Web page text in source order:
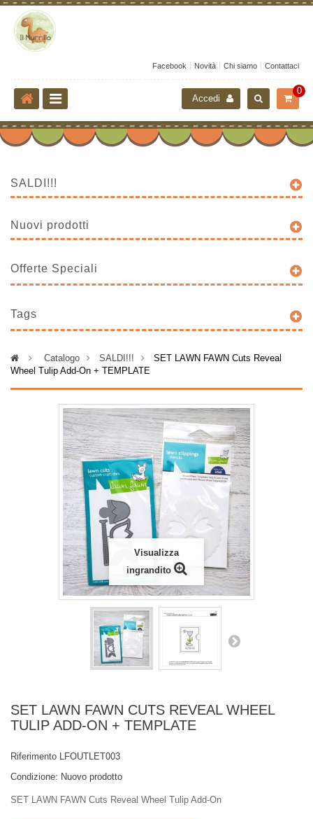
Facebook Novità Chi siamo Contattaci
0
Accedi
SALDI!!!
Nuovi prodotti
Offerte Speciali
Tags
> Catalogo > SALDI!!! >
SET LAWN FAWN Cuts Reveal
Wheel Tulip Add-On + TEMPLATE
Visualizza
ingrandito
SET LAWN FAWN CUTS REVEAL WHEEL
TULIP ADD-ON + TEMPLATE
Riferimento LFOUTLET003
Condizione: Nuovo prodotto
SET LAWN FAWN Cuts Reveal Wheel Tulip Add-On